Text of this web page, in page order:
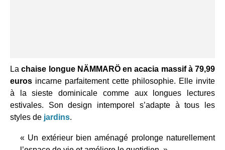
Lachaise longue NÄMMARÖ en acacia massif à 79,99
euros incarne parfaitement cette philosophie. Elle invite
à la sieste dominicale comme aux longues lectures
estivales. Son design intemporel s’adapte à tous les
styles de jardins.
« Un extérieur bien aménagé prolonge naturellement